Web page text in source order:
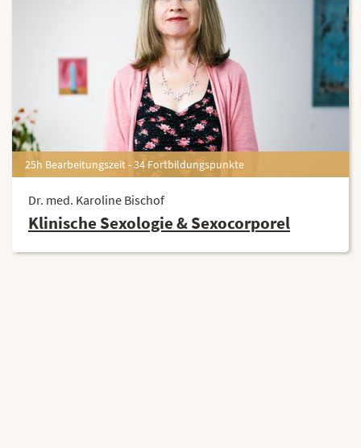
25h Bearbeitungszeit - 34 Fortbildungspunkte
Dr. med. Karoline Bischof
Klinische Sexologie & Sexocorporel